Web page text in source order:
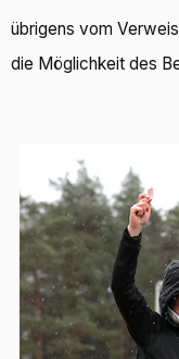
übrigens vom
die Möglichkeit des